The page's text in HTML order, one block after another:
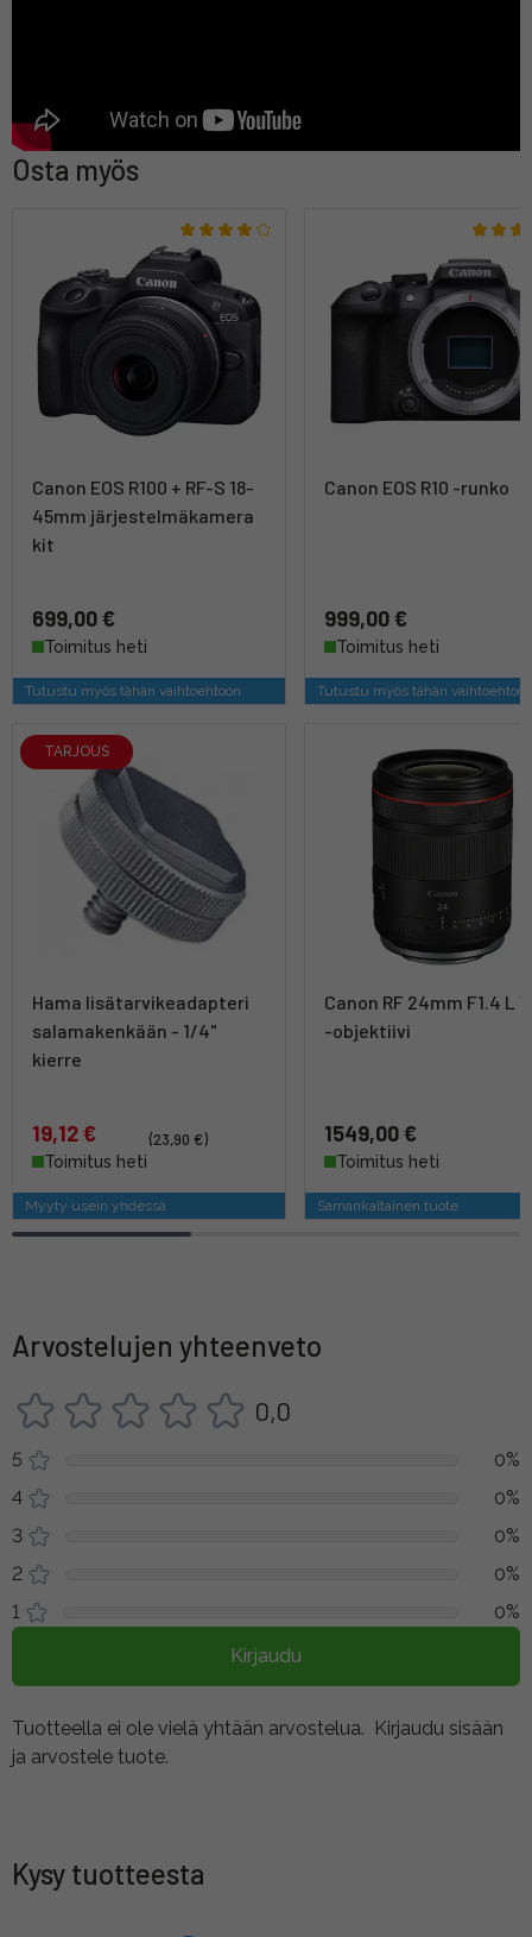
Osta myös
Canon EOS R100 + RF-S 18-
45mm järjestelmäkamera
kit
699,00 €
Toimitus heti
Tutustu myös tähän vaihtoehtoon
Canon EOS R10 -runko
999,00 €
Toimitus heti
Tutustu myös tähän
TARJOUS
Hama lisätarvikeadapteri
salamakenkään - 1/4"
kierre
19,12 €
(23,90 €)
Toimitus heti
Myyty usein yhdessä
Canon RF 24mm F1.4 L
-objektiivi
1549,00 €
Toimitus heti
Samankaltainen tuote
Arvostelujen yhteenveto
0,0
5
0%
4
0%
3
0%
2
0%
1
0%
Kirjaudu
Tuotteella ei ole vielä yhtään arvostelua. Kirjaudu sisään
ja arvostele tuote.
Kysy tuotteesta